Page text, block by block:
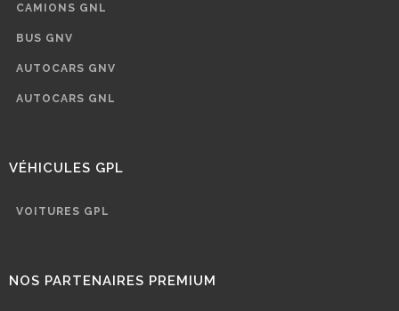
CAMIONS GNL
BUS GNV
AUTOCARS GNV
AUTOCARS GNL
VÉHICULES GPL
VOITURES GPL
NOS PARTENAIRES PREMIUM